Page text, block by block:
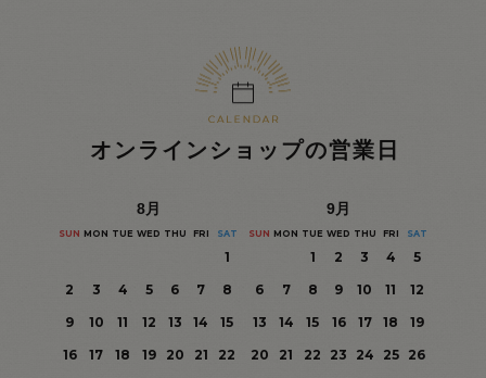
オンラインショップの営業日
8月
SUN MON TUE WED THU FRI SAT
1
2
3 4 5 6 7
8
9
10 11 12 13 14
15
16
17 18 19 20 21
22
9月
SUN MON TUE WED THU FRI SAT
1 2 3 4
5
6
7 8 9 10 11
12
13
14 15 16 17 18
19
20
21 22 23 24 25
26